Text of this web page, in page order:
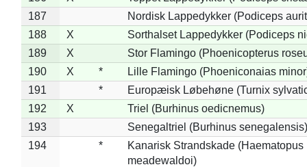
187
Nordisk Lappedykker (Podiceps
188
X
Sorthalset Lappedykker (Podiceps
189
X
Stor Flamingo (Phoenicopterus
190
X *
Lille Flamingo (Phoeniconaias
191
*
Europæisk Løbehøne (Turnix
192
X
Triel (Burhinus oedicnemus)
193
Senegaltriel (Burhinus senegalensis)
194
*
Kanarisk Strandskade (Haematopus
meadewaldoi)